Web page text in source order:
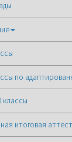
по
классы
итоговая